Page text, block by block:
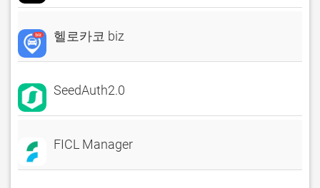
헬로카코 biz
SeedAuth2.0
FICL Manager